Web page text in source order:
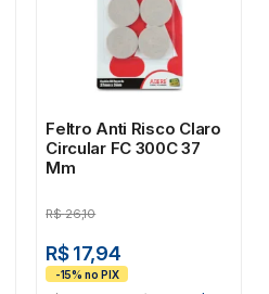
Feltro Anti Risco Claro
Circular FC 300C 37
Mm
R$ 26,10
R$ 17,94